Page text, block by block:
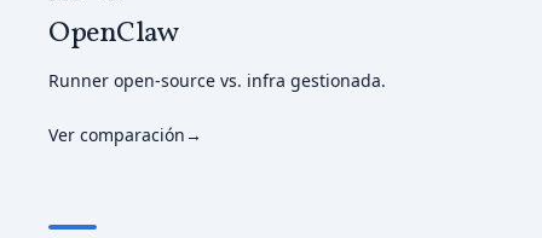
OpenClaw
Runner open-source vs. infra gestionada.
Ver comparación→